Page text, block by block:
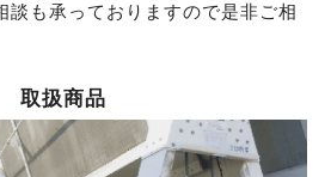
談も承っておりますので是非ご相
取扱商品